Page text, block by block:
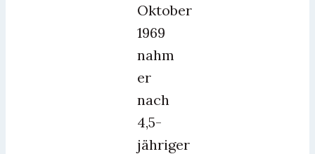
Oktober
1969
nahm
er
nach
4,5-
jähriger